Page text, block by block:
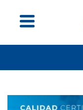
Inicio